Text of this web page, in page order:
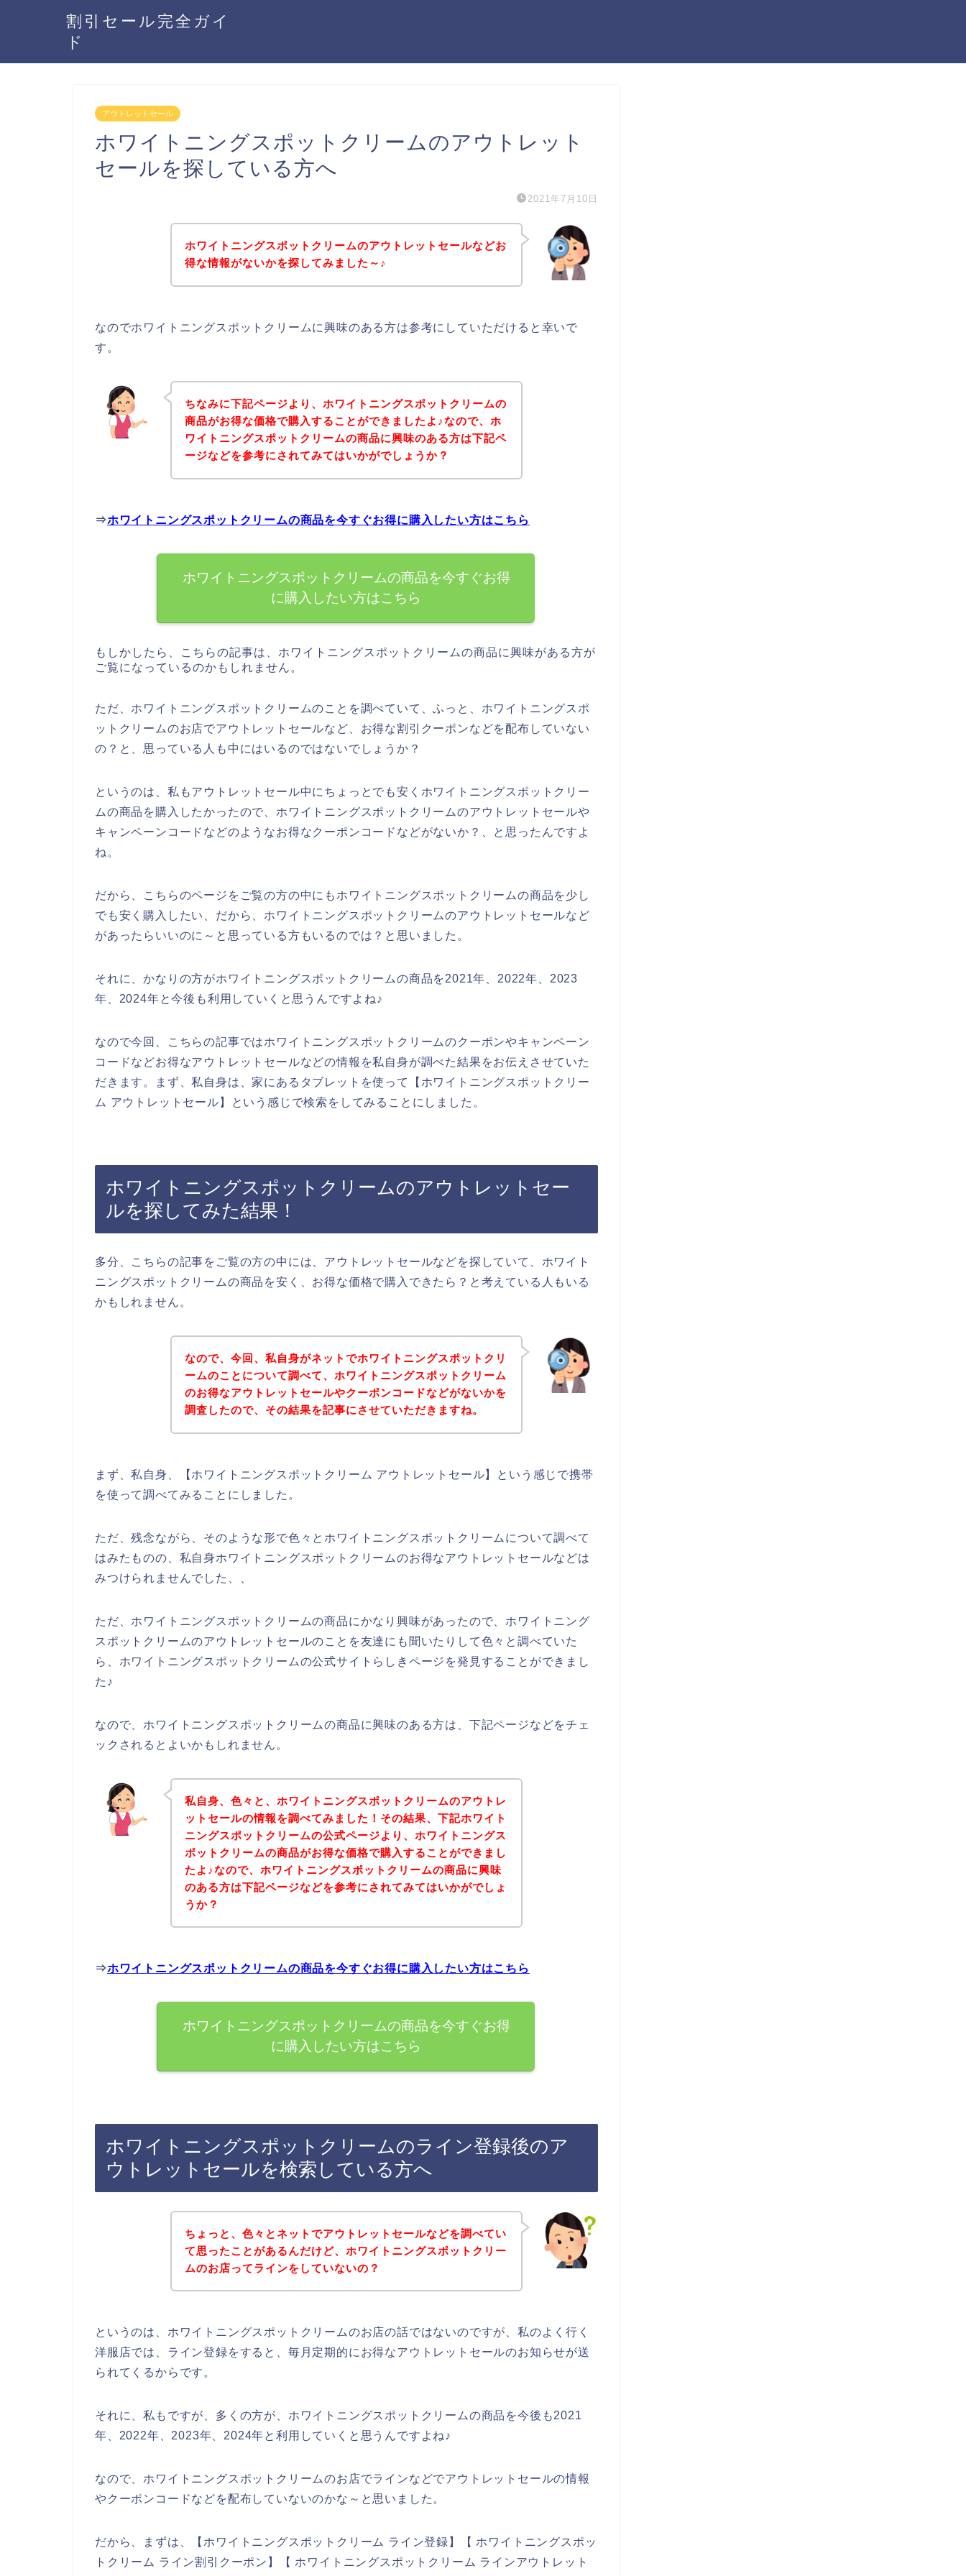
割引セール完全ガイ
ド
アウトレットセール
ホワイトニングスポットクリームのアウトレット
セールを探している方へ
2021年7月10日
ホワイトニングスポットクリームのアウトレットセールなどお
得な情報がないかを探してみました～♪
なのでホワイトニングスポットクリームに興味のある方は参考にしていただけると幸いで
す。
ちなみに下記ページより、ホワイトニングスポットクリームの
商品がお得な価格で購入することができましたよ♪なので、ホ
ワイトニングスポットクリームの商品に興味のある方は下記ペ
ージなどを参考にされてみてはいかがでしょうか？
⇒ホワイトニングスポットクリームの商品を今すぐお得に購入したい方はこちら
ホワイトニングスポットクリームの商品を今すぐお得
に購入したい方はこちら
もしかしたら、こちらの記事は、ホワイトニングスポットクリームの商品に興味がある方が
ご覧になっているのかもしれません。
ただ、ホワイトニングスポットクリームのことを調べていて、ふっと、ホワイトニングスポ
ットクリームのお店でアウトレットセールなど、お得な割引クーポンなどを配布していない
の？と、思っている人も中にはいるのではないでしょうか？
というのは、私もアウトレットセール中にちょっとでも安くホワイトニングスポットクリー
ムの商品を購入したかったので、ホワイトニングスポットクリームのアウトレットセールや
キャンペーンコードなどのようなお得なクーポンコードなどがないか？、と思ったんですよ
ね。
だから、こちらのページをご覧の方の中にもホワイトニングスポットクリームの商品を少し
でも安く購入したい、だから、ホワイトニングスポットクリームのアウトレットセールなど
があったらいいのに～と思っている方もいるのでは？と思いました。
それに、かなりの方がホワイトニングスポットクリームの商品を2021年、2022年、2023
年、2024年と今後も利用していくと思うんですよね♪
なので今回、こちらの記事ではホワイトニングスポットクリームのクーポンやキャンペーン
コードなどお得なアウトレットセールなどの情報を私自身が調べた結果をお伝えさせていた
だきます。まず、私自身は、家にあるタブレットを使って【ホワイトニングスポットクリー
ム アウトレットセール】という感じで検索をしてみることにしました。
ホワイトニングスポットクリームのアウトレットセー
ルを探してみた結果！
多分、こちらの記事をご覧の方の中には、アウトレットセールなどを探していて、ホワイト
ニングスポットクリームの商品を安く、お得な価格で購入できたら？と考えている人もいる
かもしれません。
なので、今回、私自身がネットでホワイトニングスポットクリ
ームのことについて調べて、ホワイトニングスポットクリーム
のお得なアウトレットセールやクーポンコードなどがないかを
調査したので、その結果を記事にさせていただきますね。
まず、私自身、【ホワイトニングスポットクリーム アウトレットセール】という感じで携帯
を使って調べてみることにしました。
ただ、残念ながら、そのような形で色々とホワイトニングスポットクリームについて調べて
はみたものの、私自身ホワイトニングスポットクリームのお得なアウトレットセールなどは
みつけられませんでした、、
ただ、ホワイトニングスポットクリームの商品にかなり興味があったので、ホワイトニング
スポットクリームのアウトレットセールのことを友達にも聞いたりして色々と調べていた
ら、ホワイトニングスポットクリームの公式サイトらしきページを発見することができまし
た♪
なので、ホワイトニングスポットクリームの商品に興味のある方は、下記ページなどをチェ
ックされるとよいかもしれません。
私自身、色々と、ホワイトニングスポットクリームのアウトレ
ットセールの情報を調べてみました！その結果、下記ホワイト
ニングスポットクリームの公式ページより、ホワイトニングス
ポットクリームの商品がお得な価格で購入することができまし
たよ♪なので、ホワイトニングスポットクリームの商品に興味
のある方は下記ページなどを参考にされてみてはいかがでしょ
うか？
⇒ホワイトニングスポットクリームの商品を今すぐお得に購入したい方はこちら
ホワイトニングスポットクリームの商品を今すぐお得
に購入したい方はこちら
ホワイトニングスポットクリームのライン登録後のア
ウトレットセールを検索している方へ
ちょっと、色々とネットでアウトレットセールなどを調べてい
て思ったことがあるんだけど、ホワイトニングスポットクリー
ムのお店ってラインをしていないの？
というのは、ホワイトニングスポットクリームのお店の話ではないのですが、私のよく行く
洋服店では、ライン登録をすると、毎月定期的にお得なアウトレットセールのお知らせが送
られてくるからです。
それに、私もですが、多くの方が、ホワイトニングスポットクリームの商品を今後も2021
年、2022年、2023年、2024年と利用していくと思うんですよね♪
なので、ホワイトニングスポットクリームのお店でラインなどでアウトレットセールの情報
やクーポンコードなどを配布していないのかな～と思いました。
だから、まずは、【ホワイトニングスポットクリーム ライン登録】【 ホワイトニングスポッ
トクリーム ライン割引クーポン】【 ホワイトニングスポットクリーム ラインアウトレット